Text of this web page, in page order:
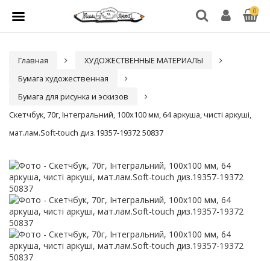
0
Главная
ХУДОЖЕСТВЕННЫЕ МАТЕРИАЛЫ
Бумага художественная
Бумага для рисунка и эскизов
Скетчбук, 70г, Інтегральний, 100х100 мм, 64 аркуша, чисті аркуші,
мат.лам.Soft-touch диз.19357-19372 50837